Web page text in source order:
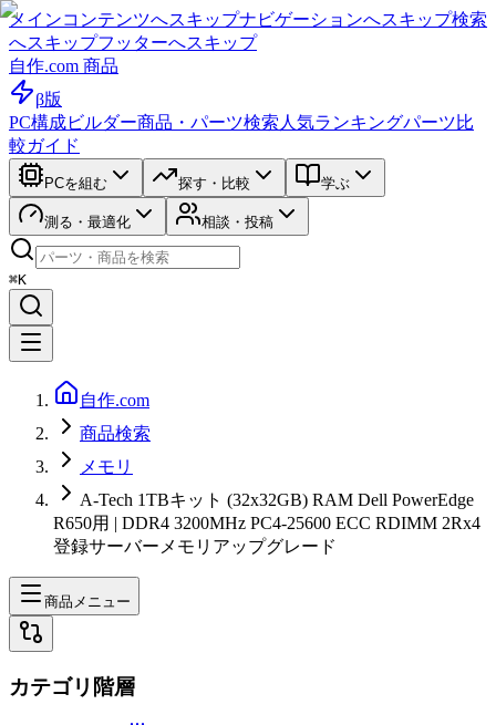
メインコンテンツへスキップナビゲーションへスキップ検索
へスキップフッターへスキップ
自作.com 商品
β版
PC構成ビルダー商品・パーツ検索 人気ランキングパーツ比
較ガイド
PCを組む 探す・比較 学ぶ
測る・最適化 相談・投稿
⌘K
自作.com
商品検索
メモリ
A-Tech 1TBキット (32x32GB) RAM Dell PowerEdge
R650用 | DDR4 3200MHz PC4-25600 ECC RDIMM 2Rx4
登録サーバーメモリアップグレード
商品メニュー
カテゴリ階層